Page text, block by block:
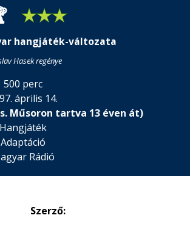
★★★
hangjáték-változata
Hasek regénye
500 perc
április 14.
Műsoron tartva 13 éven át)
Hangjáték
Adaptáció
Rádió
Szerző: